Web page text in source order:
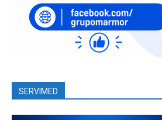
SERVIMED